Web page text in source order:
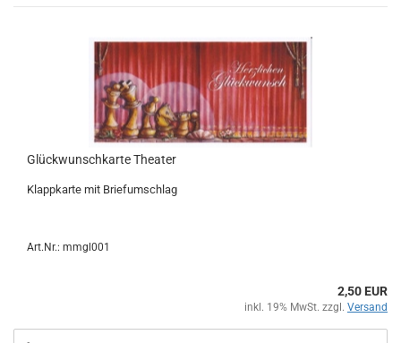
Glückwunschkarte Theater
Klappkarte mit Briefumschlag
Art.Nr.: mmgl001
2,50 EUR
inkl. 19% MwSt. zzgl. Versand